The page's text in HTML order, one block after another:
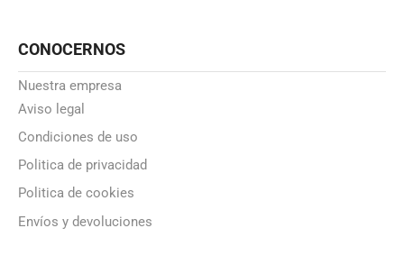
CONOCERNOS
Nuestra empresa
Aviso legal
Condiciones de uso
Politica de privacidad
Politica de cookies
Envíos y devoluciones